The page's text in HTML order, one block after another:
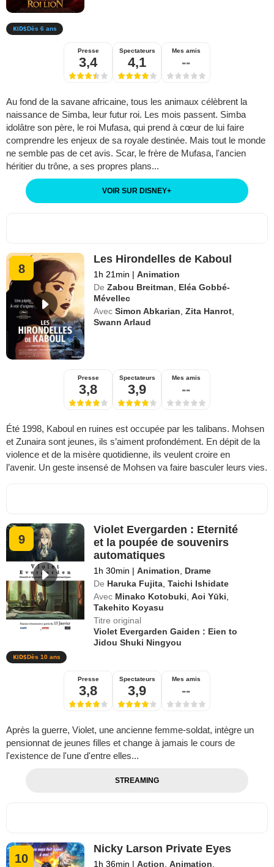
Dès 6 ans
Presse
3,4
Spectateurs
4,1
Mes amis
--
Au fond de la savane africaine, tous les animaux célèbrent la
naissance de Simba, leur futur roi. Les mois passent. Simba
idolâtre son père, le roi Mufasa, qui prend à cœur de lui faire
comprendre les enjeux de sa royale destinée. Mais tout le monde
ne semble pas de cet avis. Scar, le frère de Mufasa, l'ancien
héritier du trône, a ses propres plans...
VOIR SUR DISNEY+
8
Les Hirondelles de Kaboul
1h 21min | Animation
De Zabou Breitman
Eléa Gobbé-
Mévellec
Avec Simon Abkarian ,Zita Hanrot
Swann Arlaud
Presse
3,8
Spectateurs
3,9
Mes amis
--
Été 1998, Kaboul en ruines est occupée par les talibans. Mohsen
et Zunaira sont jeunes, ils s’aiment profondément. En dépit de la
violence et de la misère quotidienne, ils veulent croire en
l’avenir. Un geste insensé de Mohsen va faire basculer leurs vies.
9
Violet Evergarden : Eternité
et la poupée de souvenirs
automatiques
1h 30min | Animation
Drame
De Haruka Fujita ,Taichi Ishidate
Avec Minako Kotobuki ,Aoi Yūki
Takehito Koyasu
Titre original
Violet Evergarden Gaiden : Eien to
Jidou Shuki Ningyou
Dès 10 ans
Presse
3,8
Spectateurs
3,9
Mes amis
--
Après la guerre, Violet, une ancienne femme-soldat, intègre un
pensionnat de jeunes filles et change à jamais le cours de
l'existence de l'une d'entre elles...
STREAMING
10
Nicky Larson Private Eyes
1h 36min | Action ,Animation